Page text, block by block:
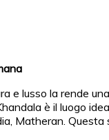
e lusso la rende
è il luogo
Matheran.